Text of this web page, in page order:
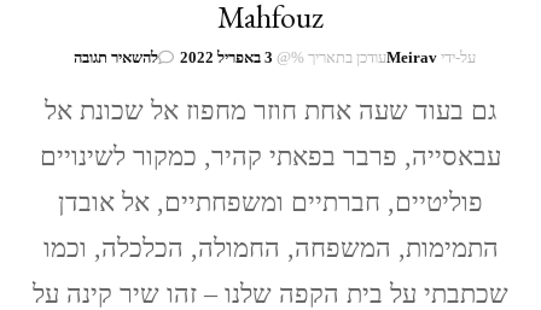
Mahfouz
על-ידיMeiravעודכן בתאריך %@ 3 באפריל 2022 להשאיר תגובהבנושא
מחפוז
עוד
אחת
Mahfouz
גם בעוד שעה אחת חוזר מחפוז אל שכונת אל
עבאסייה, פרבר בפאתי קהיר, כמקור לשינויים
פוליטיים, חברתיים ומשפחתיים, אל אובדן
התמימות, המשפחה, החמולה, הכלכלה, וכמו
שכתבתי על בית הקפה שלנו – זהו שיר קינה על